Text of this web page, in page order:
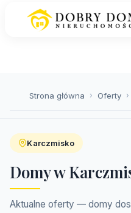
Strona główna › Oferty ›
Karczmisko
Domy w
Aktualne oferty — domy